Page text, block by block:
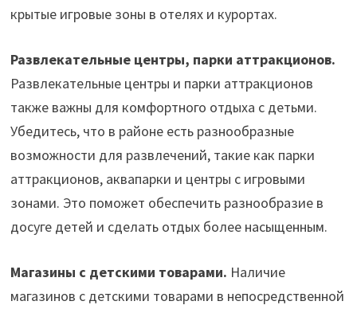
крытые игровые зоны в отелях и курортах.
Развлекательные центры, парки аттракционов.
Развлекательные центры и парки аттракционов
также важны для комфортного отдыха с детьми.
Убедитесь, что в районе есть разнообразные
возможности для развлечений, такие как парки
аттракционов, аквапарки и центры с игровыми
зонами. Это поможет обеспечить разнообразие в
досуге детей и сделать отдых более насыщенным.
Магазины с детскими товарами. Наличие
магазинов с детскими товарами в непосредственной